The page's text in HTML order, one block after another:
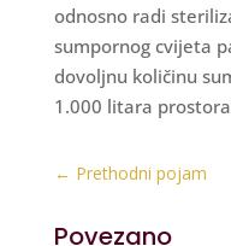
odnosno radi
sumpornog cvijeta
dovoljnu količinu
1.000 litara
← Prethodni pojam
Povezano